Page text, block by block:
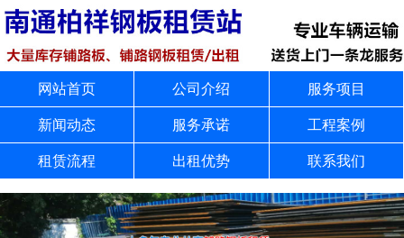
网站首页 公司介绍 服务项目
新闻动态 服务承诺 工程案例
租赁流程 出租优势 联系我们